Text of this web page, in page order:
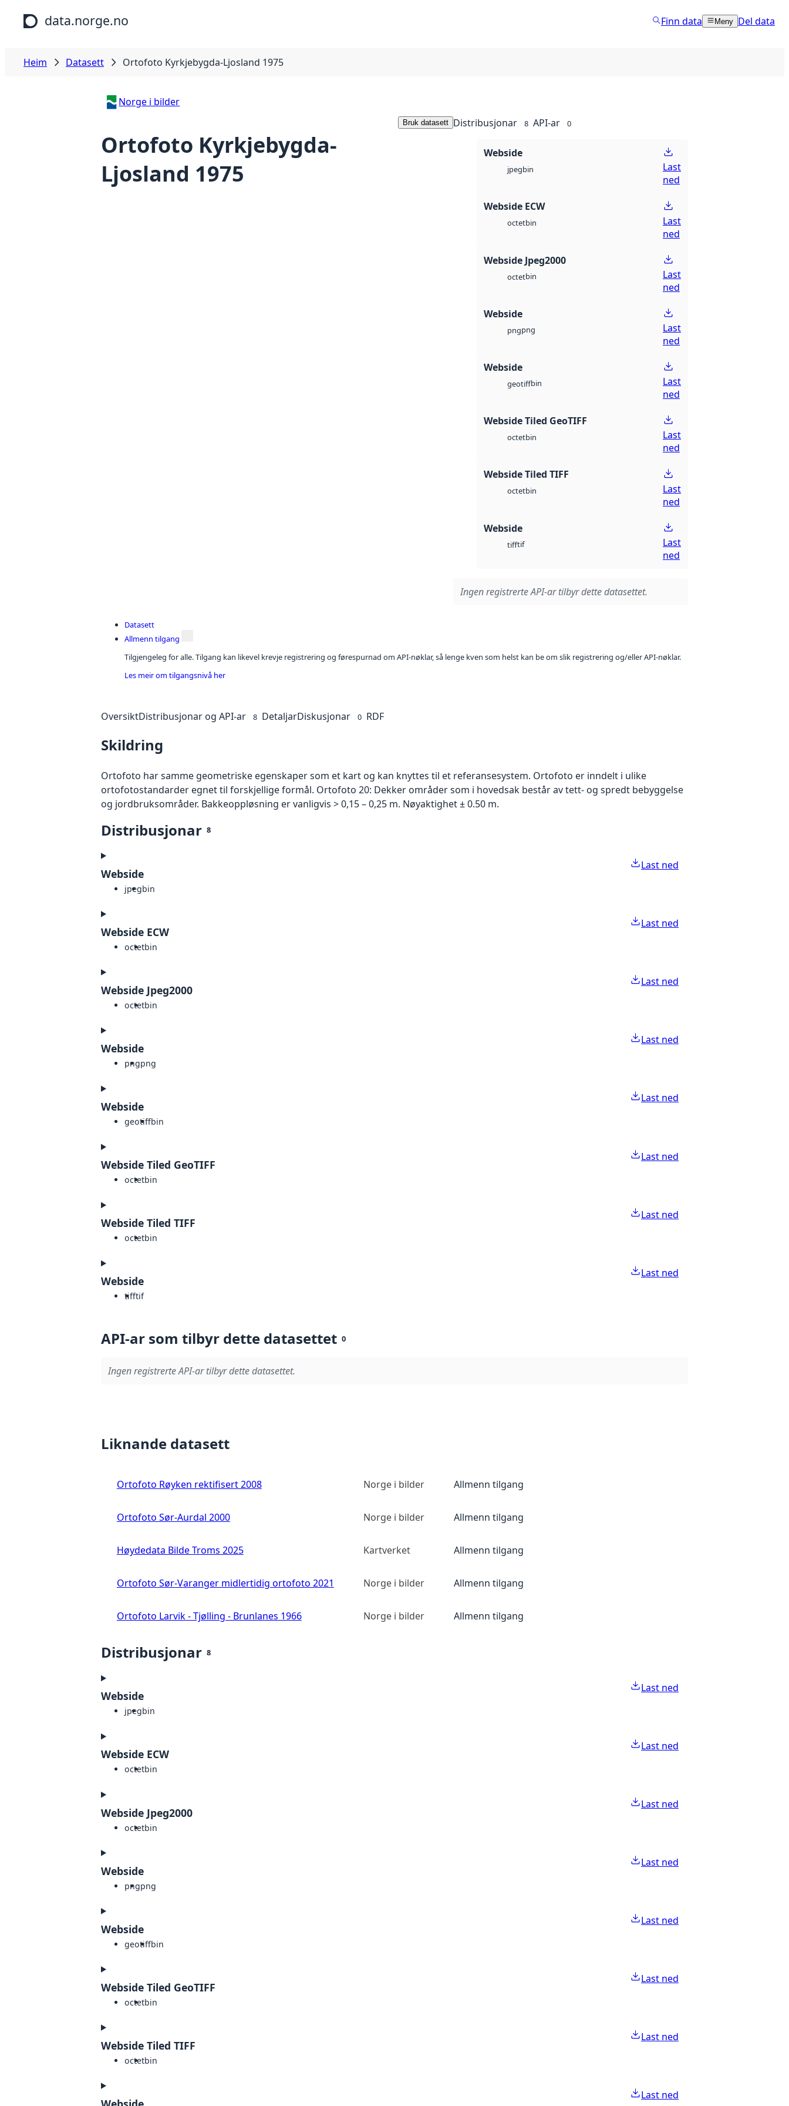
Hopp til hovudinnhald
data.norge.no Finn data Meny Del data
Heim Datasett Ortofoto Kyrkjebygda-Ljosland 1975
Norge i bilder
Ortofoto Kyrkjebygda-
Ljosland 1975
Bruk datasett Distribusjonar 8 API-ar 0
Webside
jpegbin
Last
ned
Webside ECW
octetbin
Last
ned
Webside Jpeg2000
octetbin
Last
ned
Webside
pngpng
Last
ned
Webside
geotiffbin
Last
ned
Webside Tiled GeoTIFF
octetbin
Last
ned
Webside Tiled TIFF
octetbin
Last
ned
Webside
tifftif
Last
ned
Ingen registrerte API-ar tilbyr dette datasettet.
Datasett
Allmenn tilgang
Tilgjengeleg for alle. Tilgang kan likevel krevje registrering og førespurnad om API-nøklar, så lenge kven som helst kan be om slik registrering og/eller API-nøklar.
Les meir om tilgangsnivå her
OversiktDistribusjonar og API-ar 8 DetaljarDiskusjonar 0 RDF
Skildring
Ortofoto har samme geometriske egenskaper som et kart og kan knyttes til et referansesystem. Ortofoto er inndelt i ulike
ortofotostandarder egnet til forskjellige formål. Ortofoto 20: Dekker områder som i hovedsak består av tett- og spredt bebyggelse
og jordbruksområder. Bakkeoppløsning er vanligvis > 0,15 – 0,25 m. Nøyaktighet ± 0.50 m.
Distribusjonar 8
Webside
jpegbin
Last ned
Webside ECW
octetbin
Last ned
Webside Jpeg2000
octetbin
Last ned
Webside
pngpng
Last ned
Webside
geotiffbin
Last ned
Webside Tiled GeoTIFF
octetbin
Last ned
Webside Tiled TIFF
octetbin
Last ned
Webside
tifftif
Last ned
API-ar som tilbyr dette datasettet 0
Ingen registrerte API-ar tilbyr dette datasettet.
Liknande datasett
Ortofoto Røyken rektifisert 2008 Norge i bilder Allmenn tilgang
Ortofoto Sør-Aurdal 2000 Norge i bilder Allmenn tilgang
Høydedata Bilde Troms 2025 Kartverket Allmenn tilgang
Ortofoto Sør-Varanger midlertidig ortofoto 2021 Norge i bilder Allmenn tilgang
Ortofoto Larvik - Tjølling - Brunlanes 1966 Norge i bilder Allmenn tilgang
Distribusjonar 8
Webside
jpegbin
Last ned
Webside ECW
octetbin
Last ned
Webside Jpeg2000
octetbin
Last ned
Webside
pngpng
Last ned
Webside
geotiffbin
Last ned
Webside Tiled GeoTIFF
octetbin
Last ned
Webside Tiled TIFF
octetbin
Last ned
Last ned